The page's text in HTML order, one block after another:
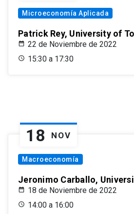
Microeconomía Aplicada
Patrick Rey, University of
22 de Noviembre de 2022
15:30 a 17:30
18 NOV
Macroeconomía
Jeronimo Carballo,
18 de Noviembre de 2022
14:00 a 16:00